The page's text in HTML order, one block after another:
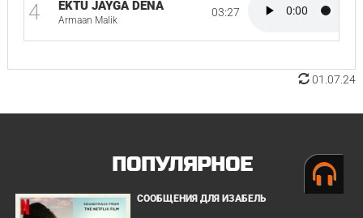
4 EKTU JAYGA DENA
Armaan Malik
03:27
01.07.24
ПОПУЛЯРНОЕ
СООБЩЕНИЯ ДЛЯ ИЗАБЕЛЬ